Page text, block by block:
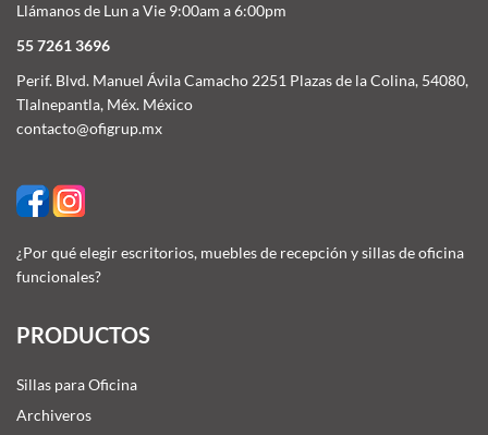
Llámanos de Lun a Vie 9:00am a 6:00pm
55 7261 3696
Perif. Blvd. Manuel Ávila Camacho 2251 Plazas de la Colina, 54080,
Tlalnepantla, Méx. México
contacto@ofigrup.mx
¿Por qué elegir escritorios, muebles de recepción y sillas de oficina
funcionales?
PRODUCTOS
Sillas para Oficina
Archiveros